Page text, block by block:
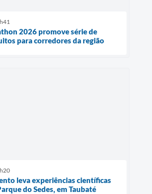
2026 promove série de
para corredores da região
leva experiências científicas
do Sedes, em Taubaté